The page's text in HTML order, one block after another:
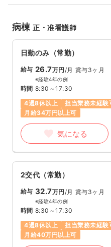
病棟正・准看護師
日勤のみ（常勤）
給与 26.7万円/月 賞与3ヶ月
※経験4年の例
時間 8:30～17:30
4週8休以上
担当業務未経験
月給34万円以上可
気になる
2交代（常勤）
給与 32.7万円/月 賞与3ヶ月
※経験4年の例
時間 8:30～17:30
4週8休以上
担当業務未経験
月給40万円以上可